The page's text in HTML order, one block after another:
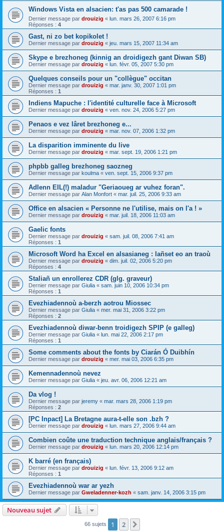
Windows Vista en alsacien: t'as pas 500 camarade !
Dernier message par drouizig « lun. mars 26, 2007 6:16 pm
Réponses : 4
Gast, ni zo bet kopikolet !
Dernier message par drouizig « jeu. mars 15, 2007 11:34 am
Skype e brezhoneg (kinnig an droidigezh gant Diwan SB)
Dernier message par drouizig « lun. févr. 05, 2007 5:30 pm
Quelques conseils pour un "collègue" occitan
Dernier message par drouizig « mar. janv. 30, 2007 1:01 pm
Réponses : 1
Indiens Mapuche : l'identité culturelle face à Microsoft
Dernier message par drouizig « ven. nov. 24, 2006 5:27 pm
Penaos e vez lâret brezhoneg e...
Dernier message par drouizig « mar. nov. 07, 2006 1:32 pm
La disparition imminente du live
Dernier message par drouizig « mar. sept. 19, 2006 1:21 pm
phpbb galleg brezhoneg saozneg
Dernier message par koulma « ven. sept. 15, 2006 9:37 pm
Adlenn EIL(!) maladur "Geriaoueg ar vuhez foran".
Dernier message par Alan Monfort « mar. juil. 25, 2006 9:33 am
Office en alsacien « Personne ne l'utilise, mais on l'a ! »
Dernier message par drouizig « mar. juil. 18, 2006 11:03 am
Gaelic fonts
Dernier message par drouizig « sam. juil. 08, 2006 7:41 am
Réponses : 1
Microsoft Word ha Excel en alsasianeg : lañset eo an traoù
Dernier message par drouizig « dim. juil. 02, 2006 5:20 pm
Réponses : 4
Staliañ un enrollerez CDR (glg. graveur)
Dernier message par Giulia « sam. juin 10, 2006 10:34 pm
Réponses : 1
Evezhiadennoù a-berzh aotrou Miossec
Dernier message par Giulia « mer. mai 31, 2006 3:22 pm
Réponses : 2
Evezhiadennoù diwar-benn troidigezh SPIP (e galleg)
Dernier message par Giulia « lun. mai 22, 2006 2:17 pm
Réponses : 1
Some comments about the fonts by Ciarán Ó Duibhín
Dernier message par drouizig « mer. mai 03, 2006 6:35 pm
Kemennadennoù nevez
Dernier message par Giulia « jeu. avr. 06, 2006 12:21 am
Da vlog !
Dernier message par jeremy « mar. mars 28, 2006 1:19 pm
Réponses : 2
[PC Inpact] La Bretagne aura-t-elle son .bzh ?
Dernier message par drouizig « lun. mars 27, 2006 9:44 am
Combien coûte une traduction technique anglais/français ?
Dernier message par drouizig « lun. mars 20, 2006 12:14 pm
K barré (en français)
Dernier message par drouizig « lun. févr. 13, 2006 9:12 am
Réponses : 1
Evezhiadennoù war ar yezh
Dernier message par Gweladenner-kozh « sam. janv. 14, 2006 3:15 pm
Nouveau sujet
66 sujets 1 2